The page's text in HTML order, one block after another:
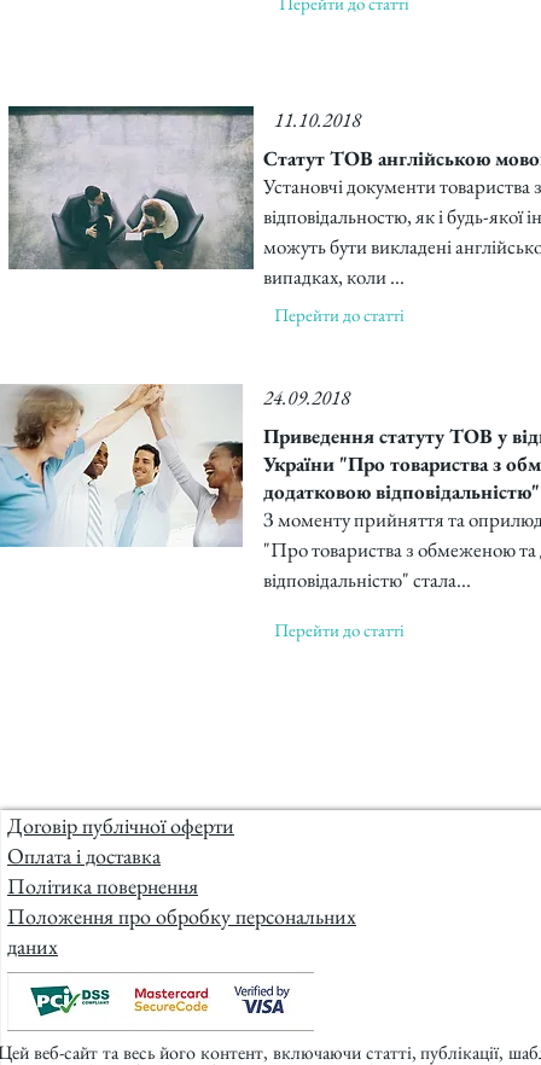
11.10.2018
Статут ТОВ англійською
Установчі документи
відповідальностю, як і будь-якої
можуть бути викладені
випадках, коли ...
Перейти до статті
24.09.2018
Приведення статуту ТОВ у
України "Про товариства з
додатковою відповідальністю"
З моменту прийняття та
"Про товариства з обмеженою та
відповідальністю" стала...
Перейти до статті
Договір публічної оферти
Оплата і доставка
Політика повернення
Положення про обробку персональних
даних
веб-сайт та весь його контент, включаючи статті, публікації,